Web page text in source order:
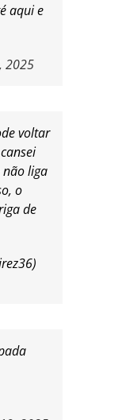
aqui e
2025
voltar
não liga
o
de